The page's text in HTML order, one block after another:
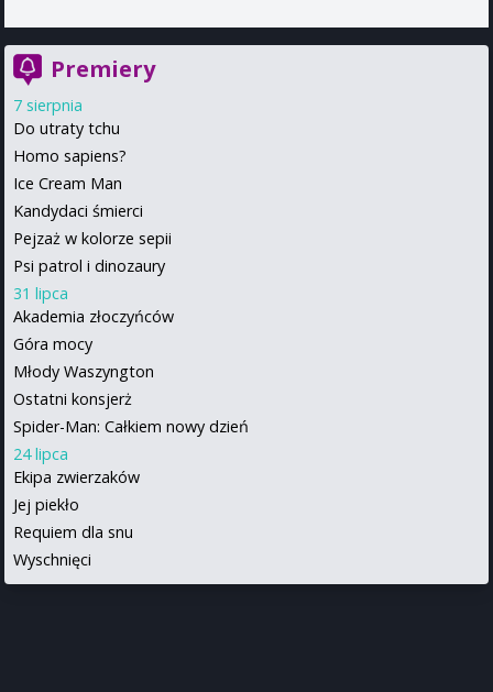
Premiery
7 sierpnia
Do utraty tchu
Homo sapiens?
Ice Cream Man
Kandydaci śmierci
Pejzaż w kolorze sepii
Psi patrol i dinozaury
31 lipca
Akademia złoczyńców
Góra mocy
Młody Waszyngton
Ostatni konsjerż
Spider-Man: Całkiem nowy dzień
24 lipca
Ekipa zwierzaków
Jej piekło
Requiem dla snu
Wyschnięci